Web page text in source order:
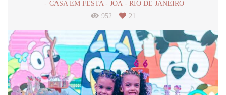
CASA EM FESTA - JOÁ - RIO DE JANEIRO
952
21